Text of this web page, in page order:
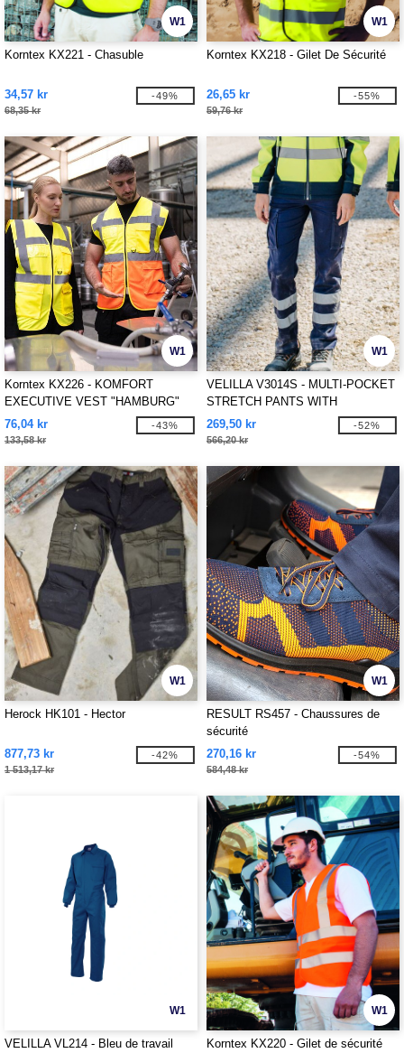
W1
Korntex KX221 - Chasuble
34,57 kr
68,35 kr
-49%
W1
Korntex KX218 - Gilet De Sécurité
26,65 kr
59,76 kr
-55%
W1
Korntex KX226 - KOMFORT
EXECUTIVE VEST "HAMBURG"
76,04 kr
133,58 kr
-43%
W1
VELILLA V3014S - MULTI-POCKET
STRETCH PANTS WITH
REFLECTIVE STRIPES
269,50 kr
566,20 kr
-52%
W1
Herock HK101 - Hector
877,73 kr
1 513,17 kr
-42%
W1
RESULT RS457 - Chaussures de
sécurité
270,16 kr
584,48 kr
-54%
W1
VELILLA VL214 - Bleu de travail
W1
Korntex KX220 - Gilet de sécurité